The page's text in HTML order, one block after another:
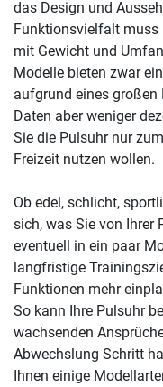
das Design und
Funktionsvielfalt muss
mit Gewicht und
Modelle bieten zwar
aufgrund eines großen
Daten aber weniger
Sie die Pulsuhr nur
Freizeit nutzen wollen.
Ob edel, schlicht,
sich, was Sie von Ihrer
eventuell in ein paar
langfristige
Funktionen mehr
So kann Ihre Pulsuhr
wachsenden
Abwechslung Schritt
Ihnen einige